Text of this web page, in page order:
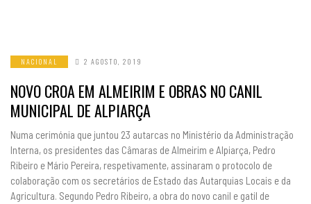
NACIONAL 2 AGOSTO, 2019
NOVO CROA EM ALMEIRIM E OBRAS NO CANIL
MUNICIPAL DE ALPIARÇA
Numa cerimónia que juntou 23 autarcas no Ministério da Administração
Interna, os presidentes das Câmaras de Almeirim e Alpiarça, Pedro
Ribeiro e Mário Pereira, respetivamente, assinaram o protocolo de
colaboração com os secretários de Estado das Autarquias Locais e da
Agricultura. Segundo Pedro Ribeiro, a obra do novo canil e gatil de